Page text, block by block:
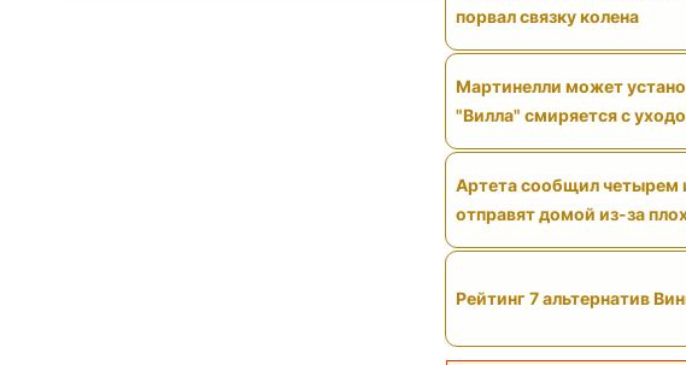
порвал связку колена
Мартинелли может
"Вилла" смиряется с
Артета сообщил четырем
отправят домой из-за
Рейтинг 7 альтернатив